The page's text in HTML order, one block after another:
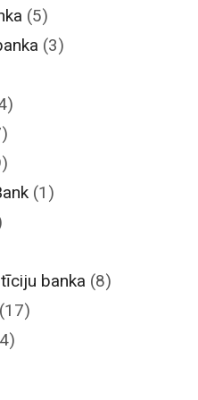
(5)
(3)
(1)
banka (8)
(17)